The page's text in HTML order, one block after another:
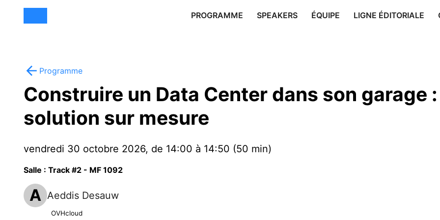
PROGRAMME SPEAKERS ÉQUIPE LIGNE ÉDITORIALE
Programme
Construire un Data Center dans son garage
solution sur mesure
vendredi 30 octobre 2026, de 14:00 à 14:50 (50 min)
Salle : Track #2 - MF 1092
A Aeddis Desauw
OVHcloud